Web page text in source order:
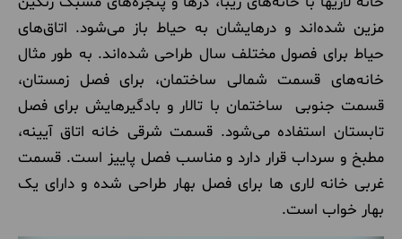
مزین شده‌اند و درهایشان به حیاط باز می‌شود. اتاق‌های
حیاط برای فصول مختلف سال طراحی شده‌اند. به طور مثال
خانه‌های قسمت شمالی ساختمان، برای فصل زمستان،
قسمت جنوبی ساختمان با تالار و بادگیرهایش برای فصل
تابستان استفاده می‌شود. قسمت شرقی خانه اتاق آیینه،
مطبخ و سرداب قرار دارد و مناسب فصل پاییز است. قسمت
غربی خانه لاری ها برای فصل بهار طراحی شده و دارای یک
بهار خواب است.